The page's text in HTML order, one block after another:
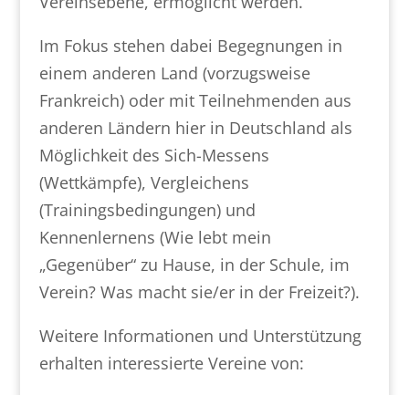
Im Fokus stehen dabei Begegnungen in
einem anderen Land (vorzugsweise
Frankreich) oder mit Teilnehmenden aus
anderen Ländern hier in Deutschland als
Möglichkeit des Sich-Messens
(Wettkämpfe), Vergleichens
(Trainingsbedingungen) und
Kennenlernens (Wie lebt mein
„Gegenüber“ zu Hause, in der Schule, im
Verein? Was macht sie/er in der Freizeit?).
Weitere Informationen und Unterstützung
erhalten interessierte Vereine von: